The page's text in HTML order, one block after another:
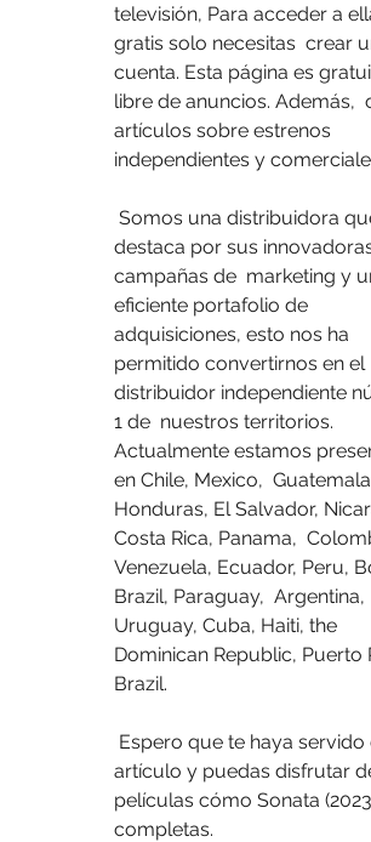
televisión, Para acceder a
gratis solo necesitas  crear
cuenta. Esta página es
libre de anuncios. Además,
artículos sobre estrenos
independientes y
destaca por sus
campañas de  marketing y
eficiente portafolio de
adquisiciones, esto nos ha
permitido convertirnos en el
distribuidor independiente
1 de  nuestros territorios.
Actualmente estamos
en Chile, Mexico,
Honduras, El Salvador,
Costa Rica, Panama,
Venezuela, Ecuador, Peru,
Brazil, Paraguay,  Argentina,
Uruguay, Cuba, Haiti, the
Dominican Republic, Puerto
Brazil.
artículo y puedas disfrutar
películas cómo Sonata
completas.